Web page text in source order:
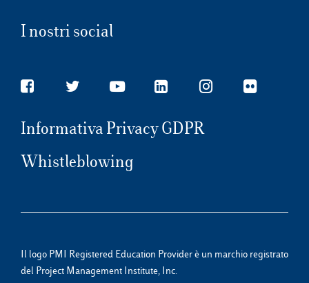
I nostri social
Informativa Privacy GDPR
Whistleblowing
Il logo PMI Registered Education Provider è un marchio registrato
del Project Management Institute, Inc.